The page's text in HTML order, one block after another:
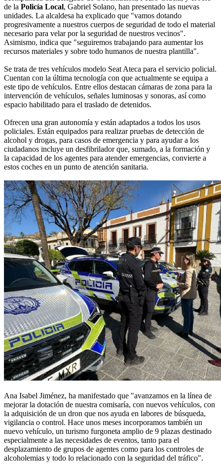
de la Policía Local, Gabriel Solano, han presentado las nuevas
unidades. La alcaldesa ha explicado que "vamos dotando
progresivamente a nuestros cuerpos de seguridad de todo el material
necesario para velar por la seguridad de nuestros vecinos".
Asimismo, indica que "seguiremos trabajando para aumentar los
recursos materiales y sobre todo humanos de nuestra plantilla".
Se trata de tres vehículos modelo Seat Ateca para el servicio policial.
Cuentan con la última tecnología con que actualmente se equipa a
este tipo de vehículos. Entre ellos destacan cámaras de zona para la
intervención de vehículos, señales luminosas y sonoras, así como
espacio habilitado para el traslado de detenidos.
Ofrecen una gran autonomía y están adaptados a todos los usos
policiales. Están equipados para realizar pruebas de detección de
alcohol y drogas, para casos de emergencia y para ayudar a los
ciudadanos incluye un desfibrilador que, sumado, a la formación y
la capacidad de los agentes para atender emergencias, convierte a
estos coches en un punto de atención sanitaria.
Ana Isabel Jiménez, ha manifestado que "avanzamos en la línea de
mejorar la dotación de nuestra comisaría, con nuevos vehículos, con
la adquisición de un dron que nos ayuda en labores de búsqueda,
vigilancia o control. Hace unos meses incorporamos también un
nuevo vehículo, un turismo furgoneta amplio de 9 plazas destinado
especialmente a las necesidades de eventos, tanto para el
desplazamiento de grupos de agentes como para los controles de
alcoholemias y todo lo relacionado con la seguridad del tráfico".